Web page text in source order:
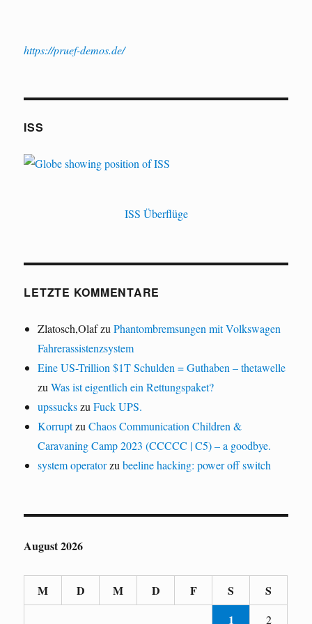
https://pruef-demos.de/
ISS
ISS Überflüge
LETZTE KOMMENTARE
Zlatosch,OlafzuPhantombremsungen mit Volkswagen
Fahrerassistenzsystem
Eine US-Trillion $1T Schulden = Guthaben – thetawelle
zuWas ist eigentlich ein Rettungspaket?
upssuckszuFuck UPS.
KorruptzuChaos Communication Children &
Caravaning Camp 2023 (CCCCC | C5) – a goodbye.
system operatorzubeeline hacking: power off switch
August 2026
M D M D F S
S
1
2